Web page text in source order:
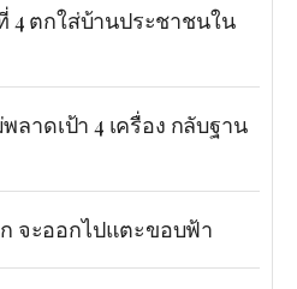
4 ตกใส่บ้านประชาชนใน
ลาดเป้า 4 เครื่อง กลับฐาน
จะออกไปแตะขอบฟ้า